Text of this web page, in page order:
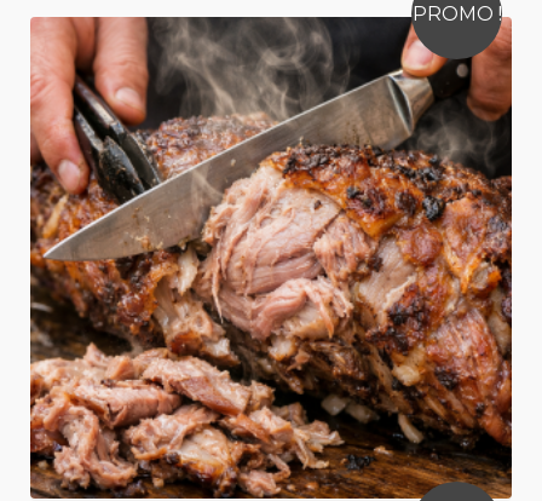
PROMO !
Abonnement 1 an
1990,00€ 490,00€